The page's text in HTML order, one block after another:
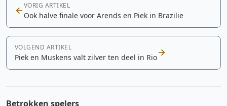
VORIG ARTIKEL
Ook halve finale voor Arends en Piek in Brazilie
VOLGEND ARTIKEL
Piek en Muskens valt zilver ten deel in Rio
Betrokken spelers